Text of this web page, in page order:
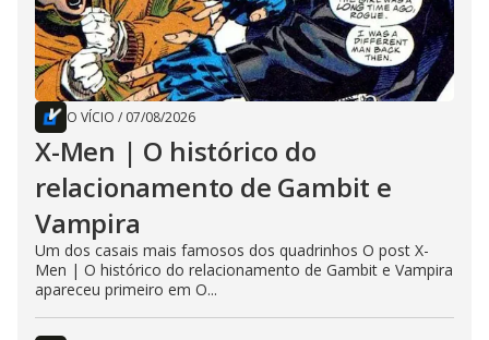
O VÍCIO / 07/08/2026
X-Men | O histórico do
relacionamento de Gambit e
Vampira
Um dos casais mais famosos dos quadrinhos O post X-
Men | O histórico do relacionamento de Gambit e Vampira
apareceu primeiro em O...